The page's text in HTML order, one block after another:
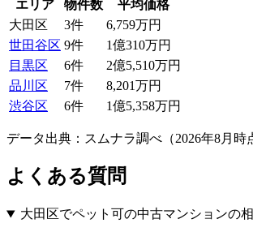
エリア 物件数
平均価格
大田区
3件
6,759万円
世田谷区 9件
1億310万円
目黒区
6件
2億5,510万円
品川区
7件
8,201万円
渋谷区
6件 1億5,358万円
データ出典：スムナラ調べ（2026年8月時
よくある質問
大田区でペット可の中古マンションの